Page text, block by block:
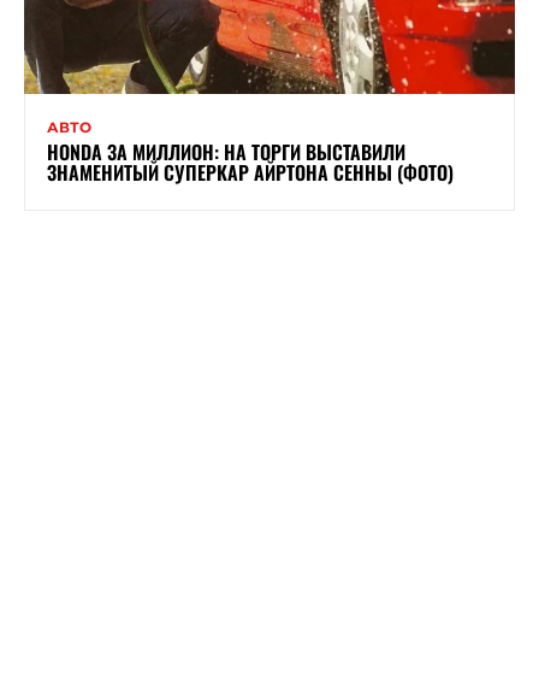
АВТО
HONDA ЗА МИЛЛИОН: НА ТОРГИ ВЫСТАВИЛИ
ЗНАМЕНИТЫЙ СУПЕРКАР АЙРТОНА СЕННЫ (ФОТО)